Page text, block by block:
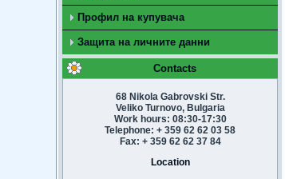
Профил на купувача
Защита на личните данни
Contacts
68 Nikola Gabrovski Str.
Veliko Turnovo, Bulgaria
Work hours: 08:30-17:30
Telephone: + 359 62 62 03 58
Fax: + 359 62 62 37 84
Location